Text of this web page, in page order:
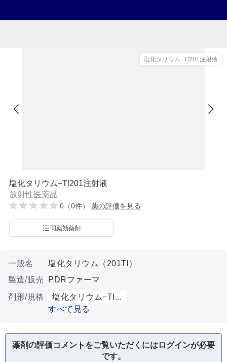
塩化タリウム−Tl201注射液
塩化タリウム−Tl201注射液
放射性医薬品
0（0件） 薬の評価を見る
同薬効薬剤
一般名
塩化タリウム（201Tl）
製造/販売
PDRファーマ
剤形/規格
塩化タリウム−Tl...
すべて見る
薬剤の評価コメントをご覧いただくにはログインが必要
です。